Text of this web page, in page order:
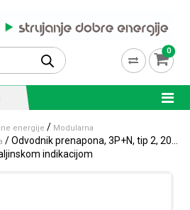
0
energije / Modularna
/ Odvodnik prenapona, 3P+N, tip 2, 20…
indikacijom